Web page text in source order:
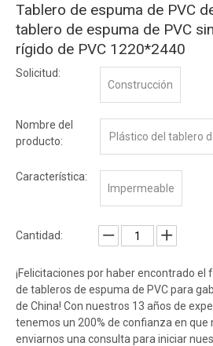
Tablero de espuma de PVC
tablero de espuma de PVC
rígido de PVC 1220*2440
Solicitud:
Construcción
Nombre del
producto:
Plástico del tablero
Característica:
Impermeable
Cantidad:
¡Felicitaciones por haber encontrado
de tableros de espuma de PVC para
de China! Con nuestros 13 años de
tenemos un 200% de confianza en que
enviarnos una consulta para iniciar